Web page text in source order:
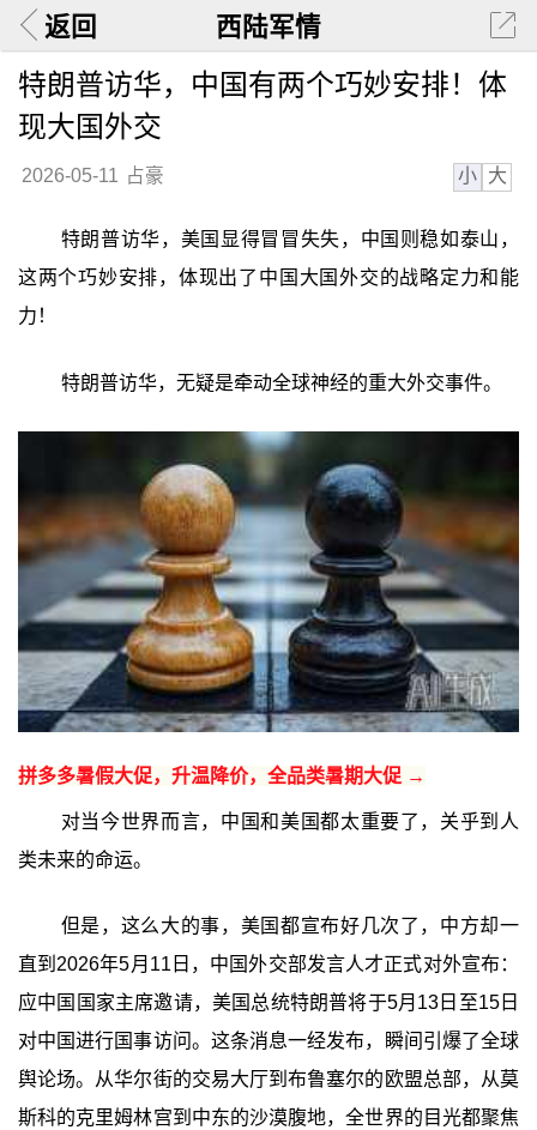
返回 西陆军情
特朗普访华，中国有两个巧妙安排！体
现大国外交
2026-05-11 占豪 小 大
特朗普访华，美国显得冒冒失失，中国则稳如泰山，
这两个巧妙安排，体现出了中国大国外交的战略定力和能
力！
特朗普访华，无疑是牵动全球神经的重大外交事件。
拼多多暑假大促，升温降价，全品类暑期大促 →
对当今世界而言，中国和美国都太重要了，关乎到人
类未来的命运。
但是，这么大的事，美国都宣布好几次了，中方却一
直到2026年5月11日，中国外交部发言人才正式对外宣布：
应中国国家主席邀请，美国总统特朗普将于5月13日至15日
对中国进行国事访问。这条消息一经发布，瞬间引爆了全球
舆论场。从华尔街的交易大厅到布鲁塞尔的欧盟总部，从莫
斯科的克里姆林宫到中东的沙漠腹地，全世界的目光都聚焦